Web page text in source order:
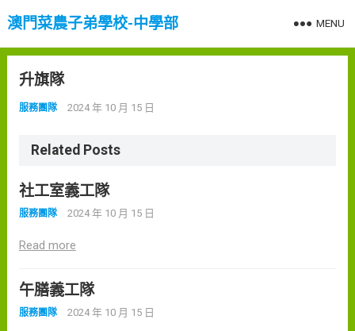
澳門菜農子弟學校-中學部 MENU
升旗隊
服務團隊 2024 年 10 月 15 日
Related Posts
社工室義工隊
服務團隊 2024 年 10 月 15 日
Read more
午膳義工隊
服務團隊 2024 年 10 月 15 日